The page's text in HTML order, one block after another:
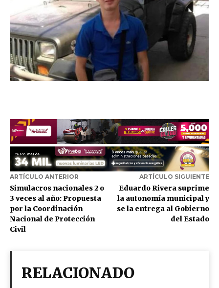
ARTÍCULO ANTERIOR
Simulacros nacionales 2 o
3 veces al año: Propuesta
por la Coordinación
Nacional de Protección
Civil
ARTÍCULO SIGUIENTE
Eduardo Rivera suprime
la autonomía municipal y
se la entrega al Gobierno
del Estado
RELACIONADO